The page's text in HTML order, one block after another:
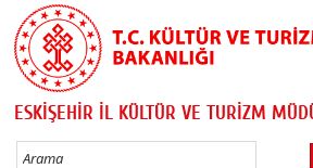
ESKİŞEHİR İL KÜLTÜR VE TURİZM